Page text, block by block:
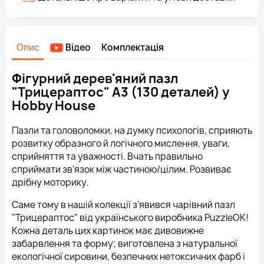
Опис Відео Комплектація
Фігурний дерев'яний пазл
"Трицераптос" А3 (130 деталей) у
Hobby House
Пазли та головоломки, на думку психологів, сприяють
розвитку образного й логічного мислення, уваги,
сприйняття та уважності. Вчать правильно
сприймати зв'язок між частиною/цілим. Розвиває
дрібну моторику.
Саме тому в нашій колекції з'явився чарівний пазл
"Трицераптос" від українського виробника PuzzleOK!
Кожна деталь цих картинок має дивовижне
забарвлення та форму; виготовлена з натуральної
екологічної сировини, безпечних нетоксичних фарб і